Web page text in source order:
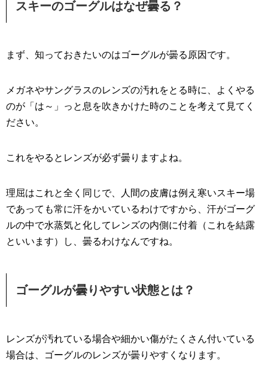
スキーのゴーグルはなぜ曇る？
まず、知っておきたいのはゴーグルが曇る原因です。
メガネやサングラスのレンズの汚れをとる時に、よくやる
のが「は～」っと息を吹きかけた時のことを考えて見てく
ださい。
これをやるとレンズが必ず曇りますよね。
理屈はこれと全く同じで、人間の皮膚は例え寒いスキー場
であっても常に汗をかいているわけですから、汗がゴーグ
ルの中で水蒸気と化してレンズの内側に付着（これを結露
といいます）し、曇るわけなんですね。
ゴーグルが曇りやすい状態とは？
レンズが汚れている場合や細かい傷がたくさん付いている
場合は、ゴーグルのレンズが曇りやすくなります。